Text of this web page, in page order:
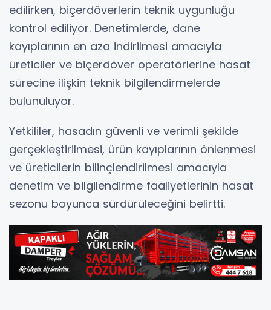
edilirken, biçerdöverlerin teknik uygunluğu
kontrol ediliyor. Denetimlerde, dane
kayıplarının en aza indirilmesi amacıyla
üreticiler ve biçerdöver operatörlerine hasat
sürecine ilişkin teknik bilgilendirmelerde
bulunuluyor.
Yetkililer, hasadın güvenli ve verimli şekilde
gerçekleştirilmesi, ürün kayıplarının önlenmesi
ve üreticilerin bilinçlendirilmesi amacıyla
denetim ve bilgilendirme faaliyetlerinin hasat
sezonu boyunca sürdürüleceğini belirtti.